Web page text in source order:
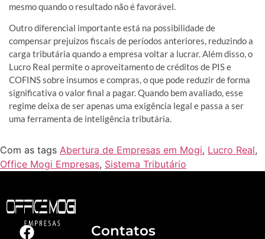
mesmo quando o resultado não é favorável.
Outro diferencial importante está na possibilidade de
compensar prejuízos fiscais de períodos anteriores, reduzindo a
carga tributária quando a empresa voltar a lucrar. Além disso, o
Lucro Real permite o aproveitamento de créditos de PIS e
COFINS sobre insumos e compras, o que pode reduzir de forma
significativa o valor final a pagar. Quando bem avaliado, esse
regime deixa de ser apenas uma exigência legal e passa a ser
uma ferramenta de inteligência tributária.
Com as tags Abertura de Empresas em Mogi, Lucro Real,
Office Mogi Empresas, Sistema Tributário
Contatos